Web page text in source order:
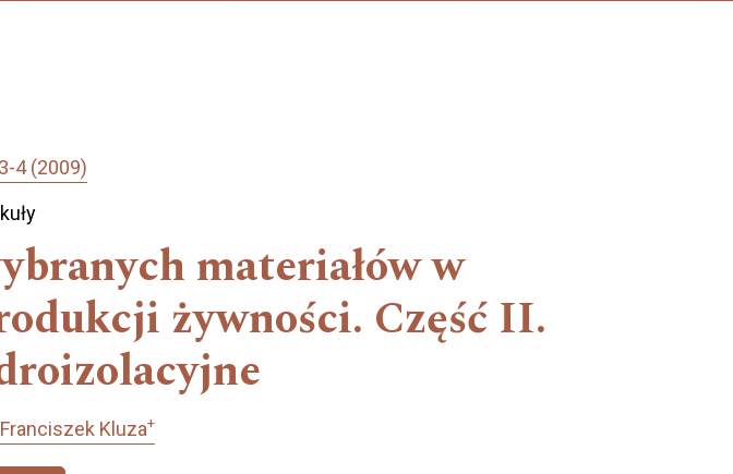
4 (2009)
materiałów w
żywności. Część II.
Franciszek Kluza+